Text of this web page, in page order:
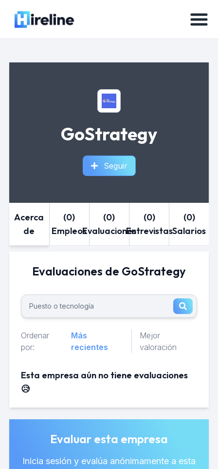
GoStrategy
Seguir
Acerca
de
(0)
Empleos
(0)
Evaluaciones
(0)
Entrevistas
(0)
Salarios
Evaluaciones de GoStrategy
Ordenar
por:
Más
recientes
Mejor
valoración
Esta empresa aún no tiene evaluaciones
😥
Evaluar esta empresa
Inicia sesión y evalúa anónimamente a esta